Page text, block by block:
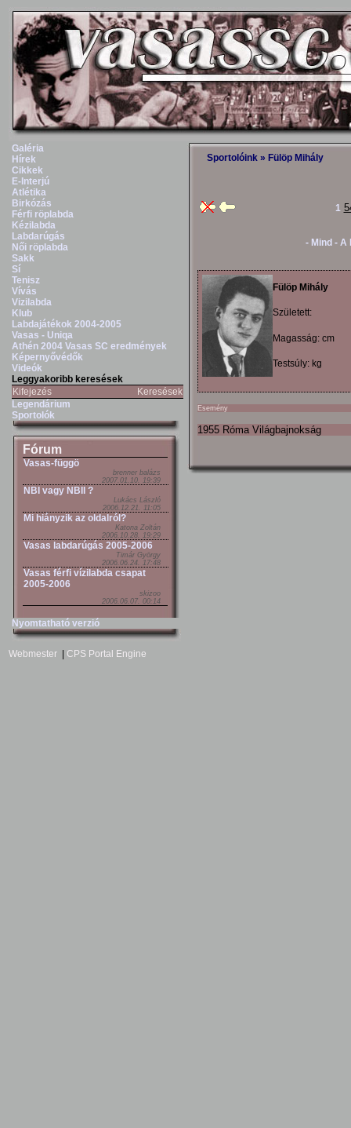
Galéria
Hírek
Cikkek
E-Interjú
Atlétika
Birkózás
Férfi röplabda
Kézilabda
Labdarúgás
Női röplabda
Sakk
Sí
Tenisz
Vívás
Vizilabda
Klub
Labdajátékok 2004-2005
Vasas - Uniqa
Athén 2004 Vasas SC eredmények
Képernyővédők
Videók
Leggyakoribb keresések
Kifejezés
Keresések
Legendárium
Sportolók
Fórum
Vasas-függö
brenner balázs
2007.01.10. 19:39
NBI vagy NBII ?
Lukács László
2006.12.21. 11:05
Mi hiányzik az oldalról?
Katona Zoltán
2006.10.28. 19:29
Vasas labdarúgás 2005-2006
Timár György
2006.06.24. 17:48
Vasas férfi vízilabda csapat
2005-2006
skizoo
2006.06.07. 00:14
Nyomtatható verzió
Sportolóink » Fülöp Mihály
1
- Mind - A
Fülöp Mihály
Született:
Magasság: cm
Testsúly: kg
Esemény
1955 Róma Világbajnokság
Webmester CPS Portal Engine